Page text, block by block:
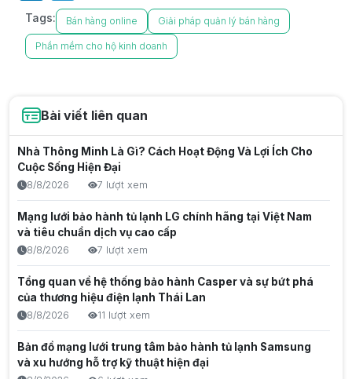
Tags: Bán hàng online Giải pháp quản lý bán hàng
Phần mềm cho hộ kinh doanh
Bài viết liên quan
Nhà Thông Minh Là Gì? Cách Hoạt Động Và Lợi Ích Cho
Cuộc Sống Hiện Đại
8/8/2026 7 lượt xem
Mạng lưới bảo hành tủ lạnh LG chính hãng tại Việt Nam
và tiêu chuẩn dịch vụ cao cấp
8/8/2026 7 lượt xem
Tổng quan về hệ thống bảo hành Casper và sự bứt phá
của thương hiệu điện lạnh Thái Lan
8/8/2026 11 lượt xem
Bản đồ mạng lưới trung tâm bảo hành tủ lạnh Samsung
và xu hướng hỗ trợ kỹ thuật hiện đại